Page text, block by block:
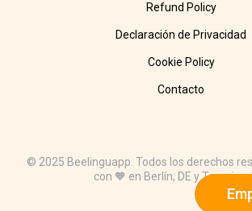
Refund Policy
Declaración de Privacidad
Cookie Policy
Contacto
© 2025 Beelinguapp. Todos los derechos
con 🧡 en Berlín, DE y Tampico,